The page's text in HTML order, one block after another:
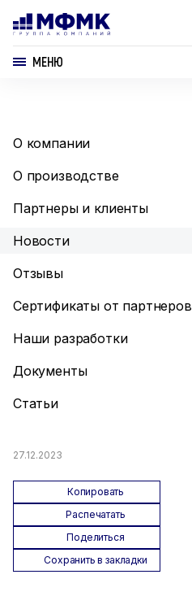
МЕНЮ
О компании
О производстве
Партнеры и клиенты
Новости
Отзывы
Сертификаты от партнеров
Наши разработки
Документы
Статьи
27.12.2023
Копировать
Распечатать
Поделиться
Сохранить в закладки